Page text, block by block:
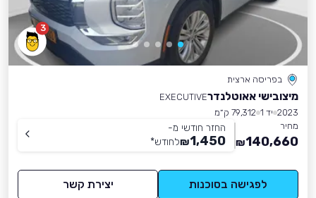
3
בפריסה ארצית
מיצובישי אאוטלנדרEXECUTIVE
2023 יד 1
79,312 ק״מ
מחיר
140,660
₪
החזר חודשי מ-
1,450
₪לחודש*
לפגישה בסוכנות יצירת קשר